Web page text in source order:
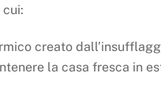
creato
la casa fresca in